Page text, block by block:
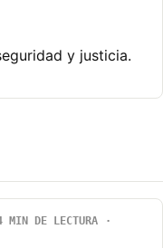
y justicia.
MIN DE LECTURA